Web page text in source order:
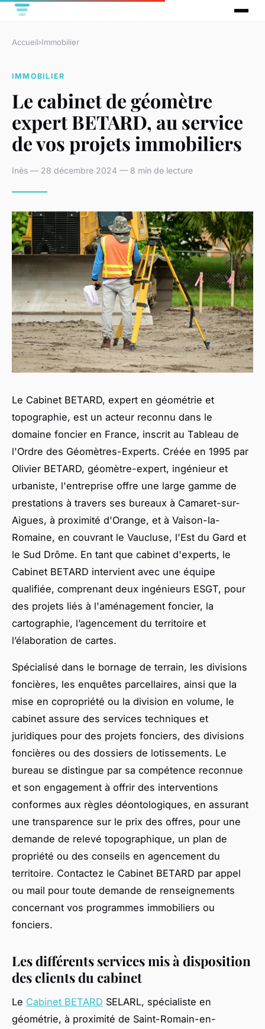
Accueil›Immobilier
IMMOBILIER
Le cabinet de géomètre
expert BETARD, au service
de vos projets immobiliers
Inès — 28 décembre 2024 — 8 min de lecture
Le Cabinet BETARD, expert en géométrie et
topographie, est un acteur reconnu dans le
domaine foncier en France, inscrit au Tableau de
l'Ordre des Géomètres-Experts. Créée en 1995 par
Olivier BETARD, géomètre-expert, ingénieur et
urbaniste, l'entreprise offre une large gamme de
prestations à travers ses bureaux à Camaret-sur-
Aigues, à proximité d'Orange, et à Vaison-la-
Romaine, en couvrant le Vaucluse, l'Est du Gard et
le Sud Drôme. En tant que cabinet d'experts, le
Cabinet BETARD intervient avec une équipe
qualifiée, comprenant deux ingénieurs ESGT, pour
des projets liés à l'aménagement foncier, la
cartographie, l’agencement du territoire et
l’élaboration de cartes.
Spécialisé dans le bornage de terrain, les divisions
foncières, les enquêtes parcellaires, ainsi que la
mise en copropriété ou la division en volume, le
cabinet assure des services techniques et
juridiques pour des projets fonciers, des divisions
foncières ou des dossiers de lotissements. Le
bureau se distingue par sa compétence reconnue
et son engagement à offrir des interventions
conformes aux règles déontologiques, en assurant
une transparence sur le prix des offres, pour une
demande de relevé topographique, un plan de
propriété ou des conseils en agencement du
territoire. Contactez le Cabinet BETARD par appel
ou mail pour toute demande de renseignements
concernant vos programmes immobiliers ou
fonciers.
Les différents services mis à disposition
des clients du cabinet
Le Cabinet BETARD SELARL, spécialiste en
géométrie, à proximité de Saint-Romain-en-